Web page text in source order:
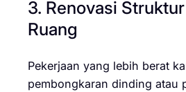
3. Renovasi
Ruang
Pekerjaan yang lebih berat
pembongkaran dinding atau